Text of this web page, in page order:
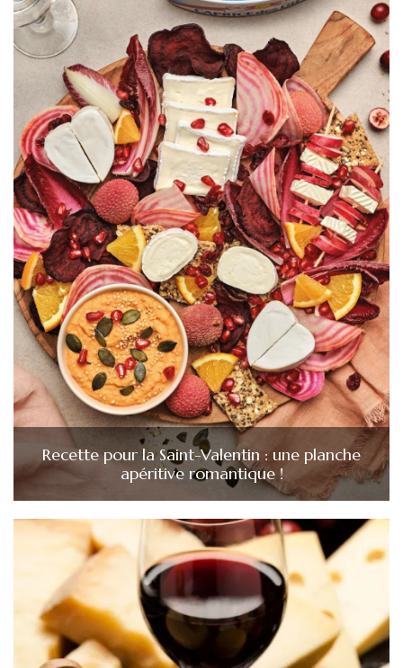
Recette pour la Saint-Valentin : une planche
apéritive romantique !